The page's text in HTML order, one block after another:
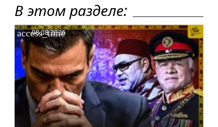
В этом разделе:
access_time
08.08.2026